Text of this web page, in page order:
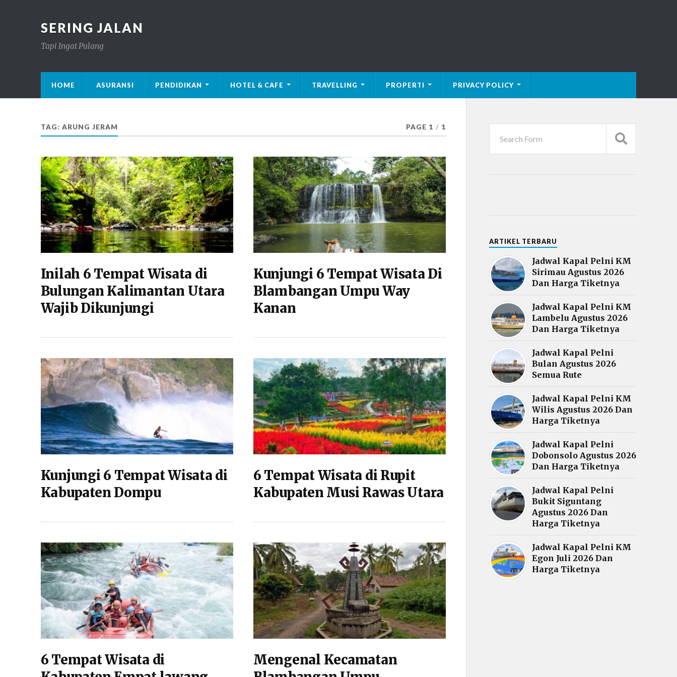
SERING JALAN
Tapi Ingat Pulang
HOME ASURANSI PENDIDIKAN HOTEL & CAFE TRAVELLING PROPERTI PRIVACY POLICY
TAG: ARUNG JERAM PAGE 1 / 1
Inilah 6 Tempat Wisata di
Bulungan Kalimantan Utara
Wajib Dikunjungi
Kunjungi 6 Tempat Wisata Di
Blambangan Umpu Way
Kanan
Kunjungi 6 Tempat Wisata di
Kabupaten Dompu
6 Tempat Wisata di Rupit
Kabupaten Musi Rawas Utara
6 Tempat Wisata di
Mengenal Kecamatan
ARTIKEL TERBARU
Jadwal Kapal Pelni KM
Sirimau Agustus 2026
Dan Harga Tiketnya
Jadwal Kapal Pelni KM
Lambelu Agustus 2026
Dan Harga Tiketnya
Jadwal Kapal Pelni
Bulan Agustus 2026
Semua Rute
Jadwal Kapal Pelni KM
Wilis Agustus 2026 Dan
Harga Tiketnya
Jadwal Kapal Pelni
Dobonsolo Agustus 2026
Dan Harga Tiketnya
Jadwal Kapal Pelni
Bukit Siguntang
Agustus 2026 Dan
Harga Tiketnya
Jadwal Kapal Pelni KM
Egon Juli 2026 Dan
Harga Tiketnya